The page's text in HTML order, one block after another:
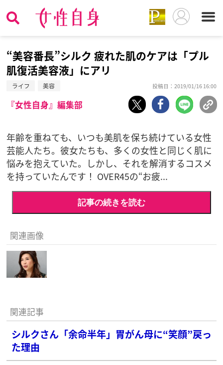
“美容番長”シルク 疲れた肌のケアは「プル
肌復活美容液」にアリ
ライフ 美容 投稿日：2019/01/16 16:00
『女性自身』編集部
年齢を重ねても、いつも美肌を保ち続けている女性
芸能人たち。彼女たちも、多くの女性と同じく肌に
悩みを抱えていた。しかし、それを解消するコスメ
を持っていたんです！ OVER45の“お疲...
記事の続きを読む
関連画像
関連記事
シルクさん「余命半年」胃がん母に“笑顔”戻っ
た理由